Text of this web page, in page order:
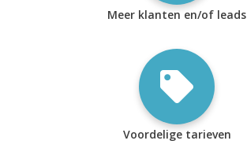
Meer klanten en/of leads
Voordelige tarieven